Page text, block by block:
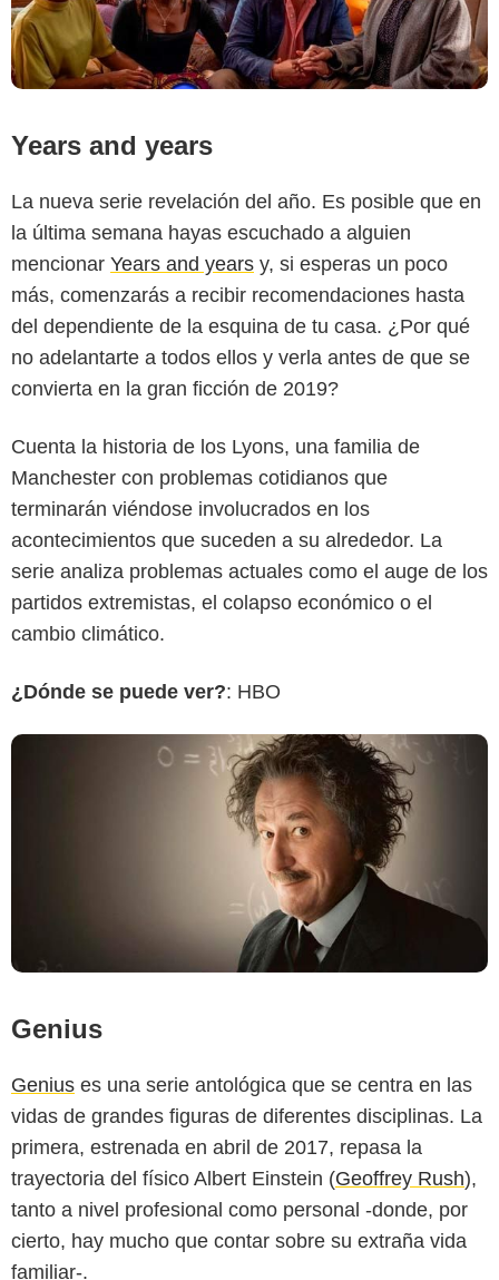
Years and years
La nueva serie revelación del año. Es posible que en
la última semana hayas escuchado a alguien
mencionar Years and years y, si esperas un poco
más, comenzarás a recibir recomendaciones hasta
del dependiente de la esquina de tu casa. ¿Por qué
no adelantarte a todos ellos y verla antes de que se
convierta en la gran ficción de 2019?
Cuenta la historia de los Lyons, una familia de
Manchester con problemas cotidianos que
terminarán viéndose involucrados en los
acontecimientos que suceden a su alrededor. La
serie analiza problemas actuales como el auge de los
partidos extremistas, el colapso económico o el
cambio climático.
¿Dónde se puede ver?: HBO
National Geographic Channel
Genius
Genius es una serie antológica que se centra en las
vidas de grandes figuras de diferentes disciplinas. La
primera, estrenada en abril de 2017, repasa la
trayectoria del físico Albert Einstein (Geoffrey Rush),
tanto a nivel profesional como personal -donde, por
cierto, hay mucho que contar sobre su extraña vida
familiar-.